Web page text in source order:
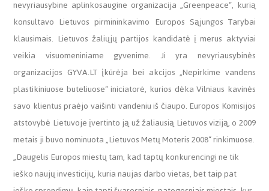
nevyriausybine aplinkosaugine organizacija „Greenpeace“, kurią
konsultavo Lietuvos pirmininkavimo Europos Sąjungos Tarybai
klausimais. Lietuvos žaliųjų partijos kandidatė į merus aktyviai
veikia visuomeniniame gyvenime. Ji yra nevyriausybinės
organizacijos GYVA.LT įkūrėja bei akcijos „Nepirkime vandens
plastikiniuose buteliuose“ iniciatorė, kurios dėka Vilniaus kavinės
savo klientus praėjo vaišinti vandeniu iš čiaupo. Europos Komisijos
atstovybė Lietuvoje įvertinto ją už žaliausią Lietuvos viziją, o 2009
metais ji buvo nominuota „Lietuvos Metų Moteris 2008“ rinkimuose.
„Daugelis Europos miestų tam, kad taptų konkurencingi ne tik
ieško naujų investicijų, kuria naujas darbo vietas, bet taip pat